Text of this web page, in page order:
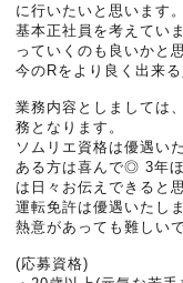
に行いたいと思います。
基本正社員を考えてい
っていくのも良いかと
今のRをより良く出来
業務内容としましては
務となります。
ソムリエ資格は優遇い
ある方は喜んで◎ 3年
は日々お伝えできると
運転免許は優遇いたし
熱意があっても難しい
(応募資格)